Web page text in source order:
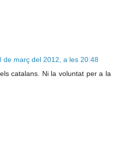
de març del 2012, a les 20:48
catalans. Ni la voluntat per a la